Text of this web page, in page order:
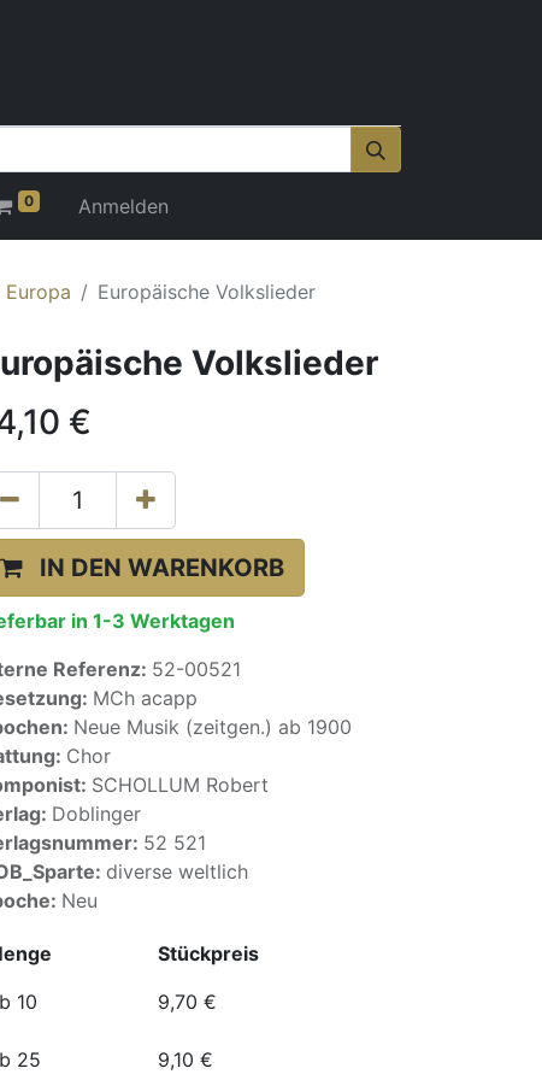
0 Anmelden
Europäische Volkslieder
Volkslieder
€
IN DEN WARENKORB
in 1-3 Werktagen
Referenz: 52-00521
MCh acapp
Neue Musik (zeitgen.) ab 1900
Chor
SCHOLLUM Robert
Doblinger
52 521
diverse weltlich
Neu
Stückpreis
10
9,70 €
25 9,10 €